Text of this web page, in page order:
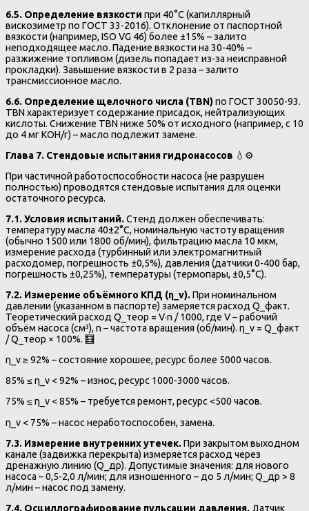
6.5. Определение вязкости при 40°C (капиллярный
вискозиметр по ГОСТ 33-2016). Отклонение от паспортной
вязкости (например, ISO VG 46) более ±15% – залито
неподходящее масло. Падение вязкости на 30-40% –
разжижение топливом (дизель попадает из-за неисправной
прокладки). Завышение вязкости в 2 раза – залито
трансмиссионное масло.
6.6. Определение щелочного числа (TBN)по ГОСТ 30050-93.
TBN характеризует содержание присадок, нейтрализующих
кислоты. Снижение TBN ниже 50% от исходного (например, с 10
до 4 мг KOH/г) – масло подлежит замене.
Глава 7. Стендовые испытания гидронасосов 💧⚙️
При частичной работоспособности насоса (не разрушен
полностью) проводятся стендовые испытания для оценки
остаточного ресурса.
7.1. Условия испытаний.Стенд должен обеспечивать:
температуру масла 40±2°C, номинальную частоту вращения
(обычно 1500 или 1800 об/мин), фильтрацию масла 10 мкм,
измерение расхода (турбинный или электромагнитный
расходомер, погрешность ±0,5%), давления (датчики 0-400 бар,
погрешность ±0,25%), температуры (термопары, ±0,5°C).
7.2. Измерение объёмного КПД (η_v).При номинальном
давлении (указанном в паспорте) замеряется расход Q_факт.
Теоретический расход Q_теор = V·n / 1000, где V – рабочий
объём насоса (см³), n – частота вращения (об/мин). η_v = Q_факт
/ Q_теор × 100%. 🧮
η_v ≥ 92% – состояние хорошее, ресурс более 5000 часов.
85% ≤ η_v < 92% – износ, ресурс 1000-3000 часов.
75% ≤ η_v < 85% – требуется ремонт, ресурс <500 часов.
η_v < 75% – насос неработоспособен, замена.
7.3. Измерение внутренних утечек.При закрытом выходном
канале (задвижка перекрыта) измеряется расход через
дренажную линию (Q_др). Допустимые значения: для нового
насоса – 0,5-2,0 л/мин; для изношенного – до 5 л/мин; Q_др > 8
л/мин – насос под замену.
7.4. Осциллографирование пульсации давления. Датчик